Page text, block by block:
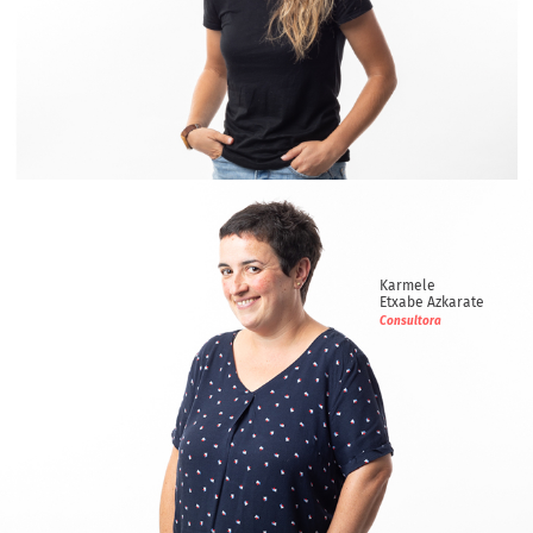
Karmele
Etxabe Azkarate
Consultora